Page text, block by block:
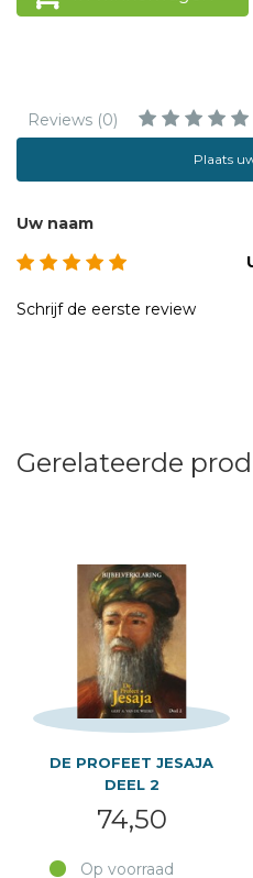
hoofdstuk 7, het tweede in
456 blz.
Reviews (0)
Plaats
Uw naam
Schrijf de eerste review
Gerelateerde
DE PROFEET JESAJA
DEEL 2
74,50
Op voorraad